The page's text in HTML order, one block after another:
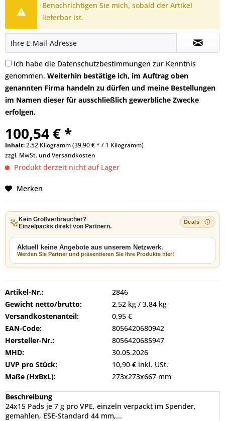
Benachrichtigen Sie mich, sobald der Artikel
lieferbar ist.
Ich habe die Datenschutzbestimmungen zur Kenntnis
genommen. Weiterhin bestätige ich, im Auftrag oben
genannten Firma handeln zu dürfen und meine Bestellungen
im Namen dieser für ausschließlich gewerbliche Zwecke
erfolgen.
100,54 € *
Inhalt:2.52 Kilogramm (39,90 € * / 1 Kilogramm)
zzgl. MwSt. undVersandkosten
Produkt derzeit nicht auf Lager
Merken
Kein Großverbraucher?
Einzelpacks direkt von Partnern.
Aktuell keine Angebote aus unserem Netzwerk.
Werden Sie Partner und präsentieren Sie Ihre Produkte hier!
Artikel-Nr.:
2846
Gewicht netto/brutto:
2,52 kg / 3,84 kg
Versandkostenanteil:
0,95 €
EAN-Code:
8056420680942
Hersteller-Nr.:
8056420685947
MHD:
30.05.2026
UVP pro Stück:
10,90 € inkl. USt.
Maße (HxBxL):
273x273x667 mm
Beschreibung
24x15 Pads je 7 g pro VPE, einzeln verpackt im Spender,
gemahlen, ESE-Standard 44 mm,...